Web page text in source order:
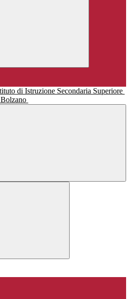
di Istruzione Secondaria Superiore
Bolzano